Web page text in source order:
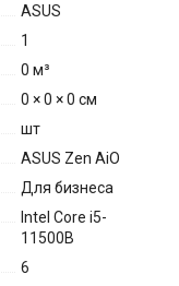
ASUS
1
0 м³
0 × 0 × 0 см
шт
ASUS Zen AiO
Для бизнеса
Intel Core i5-
11500B
6